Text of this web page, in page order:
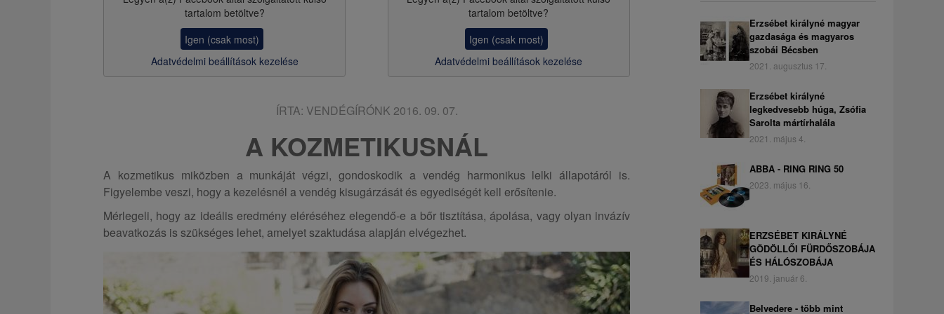
g
ó
tartalom betöltve?
Igen (csak most)
Adatvédelmi beállítások kezelése
tartalom betöltve?
Igen (csak most)
Adatvédelmi beállítások kezelése
ÍRTA: VENDÉGÍRÓNK 2016. 09. 07.
A KOZMETIKUSNÁL
A kozmetikus miközben a munkáját végzi, gondoskodik a vendég harmonikus lelki állapotáról is.
Figyelembe veszi, hogy a kezelésnél a vendég kisugárzását és egyediségét kell erősítenie.
Mérlegeli, hogy az ideális eredmény eléréséhez elegendő-e a bőr tisztítása, ápolása, vagy olyan invázív
beavatkozás is szükséges lehet, amelyet szaktudása alapján elvégezhet.
Erzsébet királyné magyar
gazdasága és magyaros
szobái Bécsben
2021. augusztus 17.
Erzsébet királyné
legkedvesebb húga, Zsófia
Sarolta mártírhalála
2021. május 4.
ABBA - RING RING 50
2023. május 16.
ERZSÉBET KIRÁLYNÉ
GÖDÖLLŐI FÜRDŐSZOBÁJA
ÉS HÁLÓSZOBÁJA
2019. január 6.
Belvedere - több mint